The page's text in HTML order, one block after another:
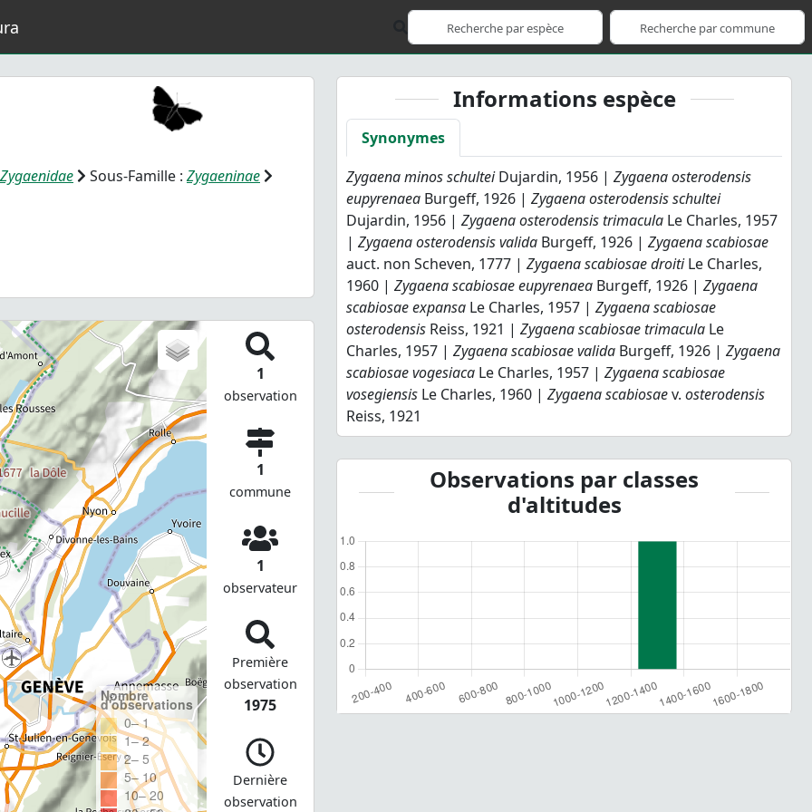
Zygaenidae Sous-Famille : Zygaeninae
Nombre
d'observations
0– 1
1– 2
2– 5
5– 10
10– 20
1
observation
1
commune
1
observateur
Première
observation
1975
Dernière
observation
Informations espèce
Synonymes
Zygaena minos schulteiDujardin, 1956 |Zygaena osterodensis
eupyrenaea Burgeff, 1926 |Zygaena osterodensis schultei
Dujardin, 1956 |Zygaena osterodensis trimacula Le Charles, 1957
|Zygaena osterodensis valida Burgeff, 1926 |Zygaena scabiosae
auct. non Scheven, 1777 |Zygaena scabiosae droitiLe Charles,
1960 |Zygaena scabiosae eupyrenaea Burgeff, 1926 |Zygaena
scabiosae expansa Le Charles, 1957 |Zygaena scabiosae
osterodensis Reiss, 1921 |Zygaena scabiosae trimacula Le
Charles, 1957 |Zygaena scabiosae valida Burgeff, 1926 |Zygaena
scabiosae vogesiaca Le Charles, 1957 |Zygaena scabiosae
vosegiensis Le Charles, 1960 |Zygaena scabiosaev. osterodensis
Reiss, 1921
Observations par classes
d'altitudes